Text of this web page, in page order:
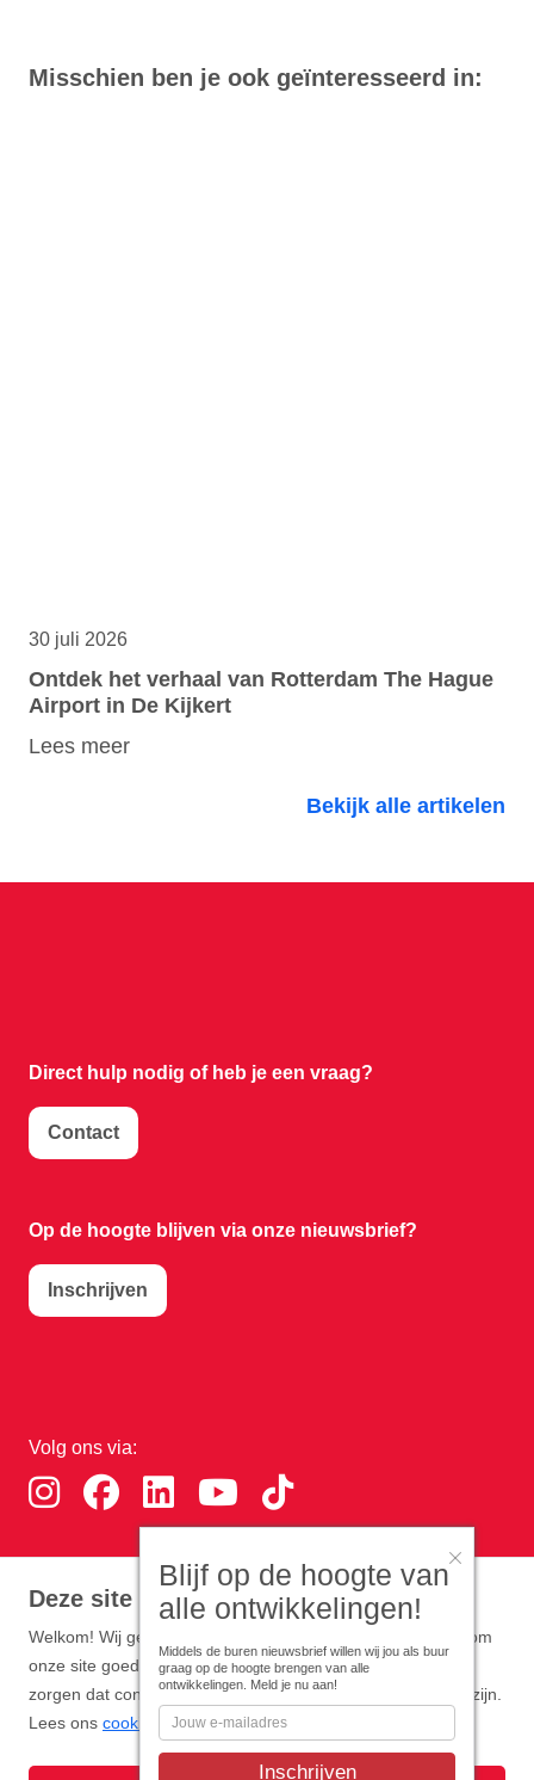
Deze site gebruikt cookies
Welkom! Wij gebruiken functionele en analytische cookies om
onze site goed te laten werken. Optioneel zijn cookies die
zorgen dat content en advertenties zo persoonlijk mogelijk zijn.
Lees ons cookiebeleid.
Misschien ben je ook geïnteresseerd in:
30 juli 2026
Ontdek het verhaal van Rotterdam The Hague
Airport in De Kijkert
Lees meer
Bekijk alle artikelen
Direct hulp nodig ofheb je een vraag?
Contact
Op de hoogte blijven via onze nieuwsbrief?
Inschrijven
Volg ons via:
Download de RTHA app:Blijf op de hoogte van
alle ontwikkelingen!
Middels de buren nieuwsbrief willen wij jou als buur
graag op de hoogte brengen van alle
ontwikkelingen. Meld je nu aan!